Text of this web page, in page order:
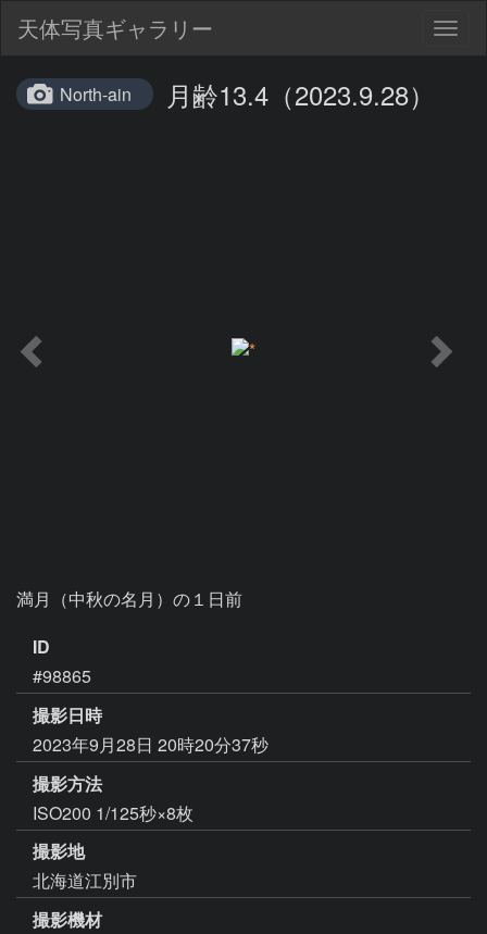
天体写真ギャラリー
North-ain 月齢13.4（2023.9.28）
満月（中秋の名月）の１日前
ID
#98865
撮影日時
2023年9月28日 20時20分37秒
撮影方法
ISO200 1/125秒×8枚
撮影地
北海道江別市
撮影機材